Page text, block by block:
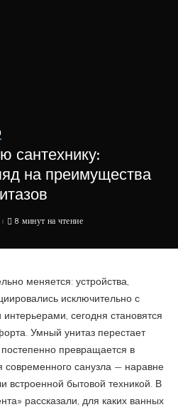
сантехнику:
на преимущества
8 минут на чтение
меняется: устройства,
исключительно с
сегодня становятся
Умный унитаз перестает
превращается в
санузла — наравне
встроенной бытовой техникой. В
рассказали, для каких ванных